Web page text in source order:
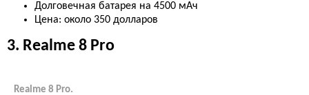
Долговечная батарея на 4500 мАч
Цена: около 350 долларов
3. Realme 8 Pro
Realme 8 Pro.